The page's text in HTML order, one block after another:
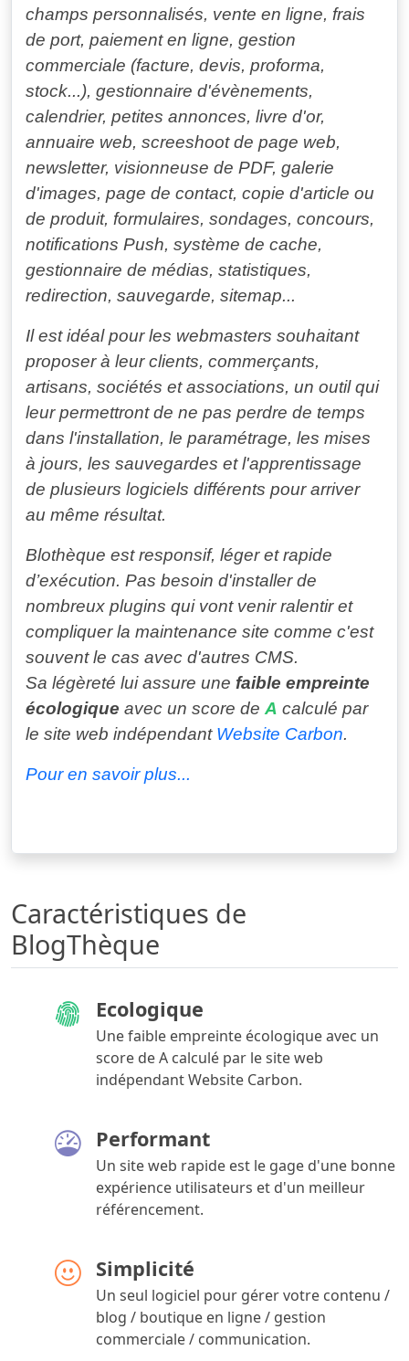
champs personnalisés, vente en ligne, frais
de port, paiement en ligne, gestion
commerciale (facture, devis, proforma,
stock...), gestionnaire d'évènements,
calendrier, petites annonces, livre d'or,
annuaire web, screeshoot de page web,
newsletter, visionneuse de PDF, galerie
d'images, page de contact, copie d'article ou
de produit, formulaires, sondages, concours,
notifications Push, système de cache,
gestionnaire de médias, statistiques,
redirection, sauvegarde, sitemap...
Il est idéal pour les webmasters souhaitant
proposer à leur clients, commerçants,
artisans, sociétés et associations, un outil qui
leur permettront de ne pas perdre de temps
dans l'installation, le paramétrage, les mises
à jours, les sauvegardes et l'apprentissage
de plusieurs logiciels différents pour arriver
au même résultat.
Blothèque est responsif, léger et rapide
d’exécution. Pas besoin d'installer de
nombreux plugins qui vont venir ralentir et
compliquer la maintenance site comme c'est
souvent le cas avec d'autres CMS.
Sa légèreté lui assure une faible empreinte
écologique avec un score deA calculé par
le site web indépendant Website Carbon.
Pour en savoir plus...
Caractéristiques de
BlogThèque
Ecologique
Une faible empreinte écologique avec un
score de A calculé par le site web
indépendant Website Carbon.
Performant
Un site web rapide est le gage d'une bonne
expérience utilisateurs et d'un meilleur
référencement.
Simplicité
Un seul logiciel pour gérer votre contenu /
blog / boutique en ligne / gestion
commerciale / communication.